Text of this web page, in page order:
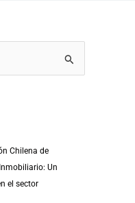
Chilena de
Un
el sector